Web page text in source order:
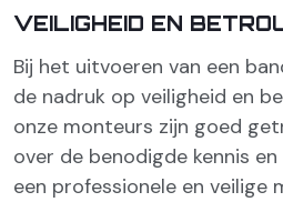
VEILIGHEID EN
Bij het uitvoeren van een
de nadruk op veiligheid en
onze monteurs zijn goed
over de benodigde kennis
een professionele en veilige